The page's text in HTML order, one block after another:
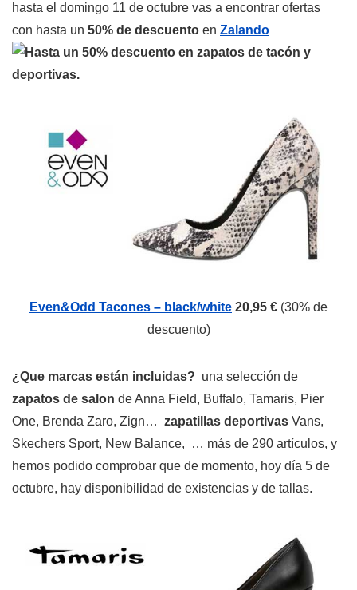
hasta el domingo 11 de octubre vas a encontrar ofertas
con hasta un 50% de descuento en Zalando
Even&Odd Tacones – black/white 20,95 € (30% de
descuento)
¿Que marcas están incluidas? una selección de
zapatos de salon de Anna Field, Buffalo, Tamaris, Pier
One, Brenda Zaro, Zign… zapatillas deportivas Vans,
Skechers Sport, New Balance, … más de 290 artículos, y
hemos podido comprobar que de momento, hoy día 5 de
octubre, hay disponibilidad de existencias y de tallas.